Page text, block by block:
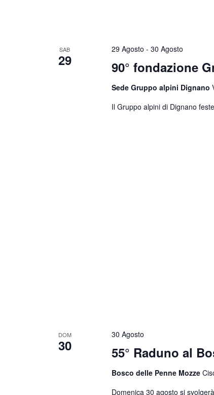
SAB
29 90° fondazione
29 Agosto - 30 Agosto
Sede Gruppo alpini Dignano
Il Gruppo alpini di Dignano
DOM
30 55° Raduno al
30 Agosto
Bosco delle Penne Mozze
Domenica 30 agosto si